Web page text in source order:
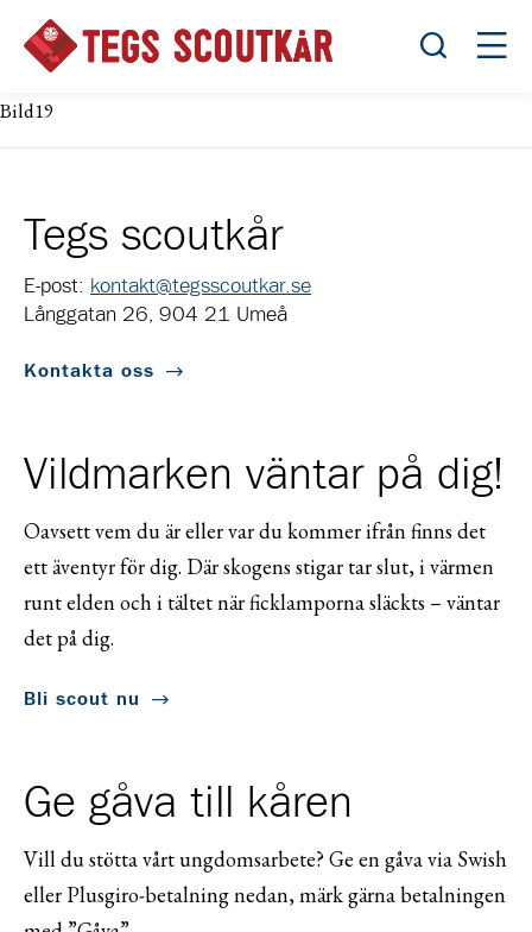
Öppna
Bild19
Tegs scoutkår
E-post: kontakt@tegsscoutkar.se
Långgatan 26, 904 21 Umeå
Kontakta oss
Vildmarken väntar på dig!
Oavsett vem du är eller var du kommer ifrån finns det
ett äventyr för dig. Där skogens stigar tar slut, i värmen
runt elden och i tältet när ficklamporna släckts – väntar
det på dig.
Bli scout nu
Ge gåva till kåren
Vill du stötta vårt ungdomsarbete? Ge en gåva via Swish
eller Plusgiro-betalning nedan, märk gärna betalningen